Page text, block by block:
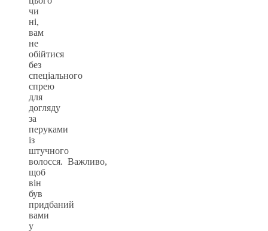
чи
ні,
вам
не
обійтися
без
спеціального
спрею
для
догляду
за
перуками
із
штучного
волосся. Важливо,
щоб
він
був
придбаний
вами
у